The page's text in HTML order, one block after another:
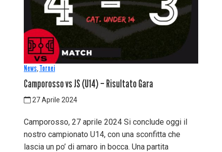
News,Tornei
Camporosso vs JS (U14) – Risultato Gara
27 Aprile 2024
Camporosso, 27 aprile 2024 Si conclude oggi il
nostro campionato U14, con una sconfitta che
lascia un po’ di amaro in bocca. Una partita